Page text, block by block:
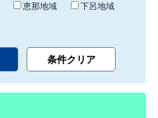
恵那地域
下呂地域